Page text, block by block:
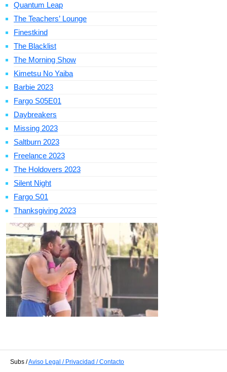
Quantum Leap
The Teachers’ Lounge
Finestkind
The Blacklist
The Morning Show
Kimetsu No Yaiba
Barbie 2023
Fargo S05E01
Daybreakers
Missing 2023
Saltburn 2023
Freelance 2023
The Holdovers 2023
Silent Night
Fargo S01
Thanksgiving 2023
Subs /Aviso Legal / Privacidad / Contacto